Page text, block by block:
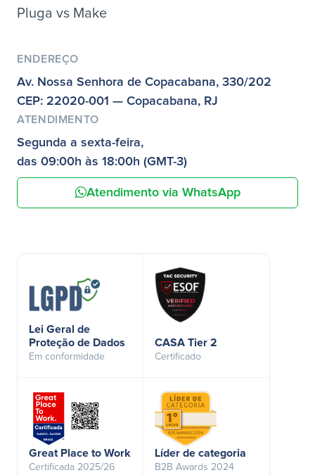
Pluga vs Make
ENDEREÇO
Av. Nossa Senhora de Copacabana, 330/202
CEP: 22020-001 — Copacabana, RJ
ATENDIMENTO
Segunda a sexta-feira,
das 09:00h às 18:00h (GMT-3)
Atendimento via WhatsApp
Lei Geral de
Proteção de Dados
Em conformidade
CASA Tier 2
Certificado
Great Place to Work
Certificada 2025/26
Líder de categoria
B2B Awards 2024